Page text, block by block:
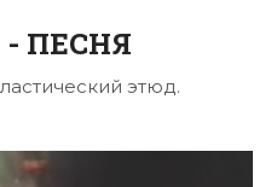
- ПЕСНЯ
этюд.